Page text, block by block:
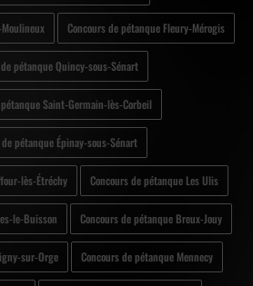
Concours de pétanque Fleury-Mérogis
pétanque Quincy-sous-Sénart
Saint-Germain-lès-Corbeil
de pétanque Épinay-sous-Sénart
lès-Étréchy Concours de pétanque Les Ulis
le-Buisson Concours de pétanque Breux-Jouy
sur-Orge Concours de pétanque Mennecy